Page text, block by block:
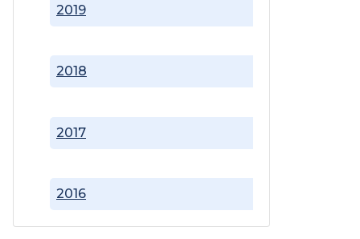
2016
2017
2018
2019